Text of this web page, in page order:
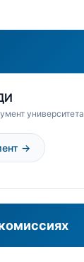
университета
→